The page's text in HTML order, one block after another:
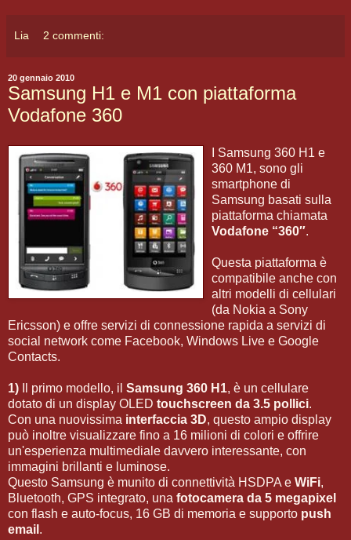
Lia 2 commenti:
20 gennaio 2010
Samsung H1 e M1 con piattaforma
Vodafone 360
I Samsung 360 H1 e
360 M1, sono gli
smartphone di
Samsung basati sulla
piattaforma chiamata
Vodafone “360″.
Questa piattaforma è
compatibile anche con
altri modelli di cellulari
(da Nokia a Sony
Ericsson) e offre servizi di connessione rapida a servizi di
social network come Facebook, Windows Live e Google
Contacts.
1) Il primo modello, il Samsung 360 H1, è un cellulare
dotato di un display OLED touchscreen da 3.5 pollici.
Con una nuovissima interfaccia 3D, questo ampio display
può inoltre visualizzare fino a 16 milioni di colori e offrire
un'esperienza multimediale davvero interessante, con
immagini brillanti e luminose.
Questo Samsung è munito di connettività HSDPA e WiFi,
Bluetooth, GPS integrato, una fotocamera da 5 megapixel
con flash e auto-focus, 16 GB di memoria e supporto push
email .